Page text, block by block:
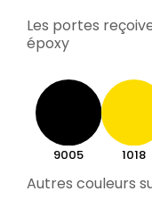
Les portes
époxy
9005 1018
Autres couleurs